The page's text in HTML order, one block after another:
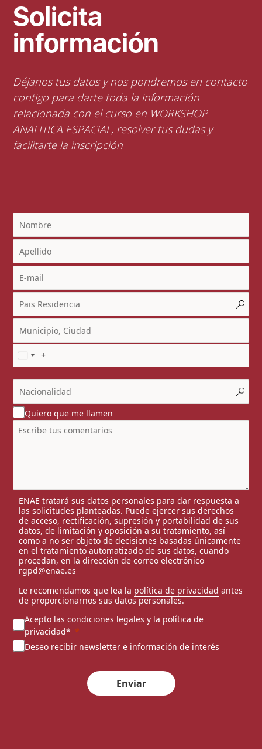
Solicita
información
Déjanos tus datos y nos pondremos en contacto
contigo para darte toda la información
relacionada con el curso en WORKSHOP
ANALITICA ESPACIAL, resolver tus dudas y
facilitarte la inscripción
Quiero que me llamen
ENAE tratará sus datos personales para dar respuesta a
las solicitudes planteadas. Puede ejercer sus derechos
de acceso, rectificación, supresión y portabilidad de sus
datos, de limitación y oposición a su tratamiento, así
como a no ser objeto de decisiones basadas únicamente
en el tratamiento automatizado de sus datos, cuando
procedan, en la dirección de correo electrónico
rgpd@enae.es
Le recomendamos que lea la política de privacidad antes
de proporcionarnos sus datos personales.
Acepto las condiciones legales y la política de
privacidad*
Deseo recibir newsletter e información de interés
Enviar